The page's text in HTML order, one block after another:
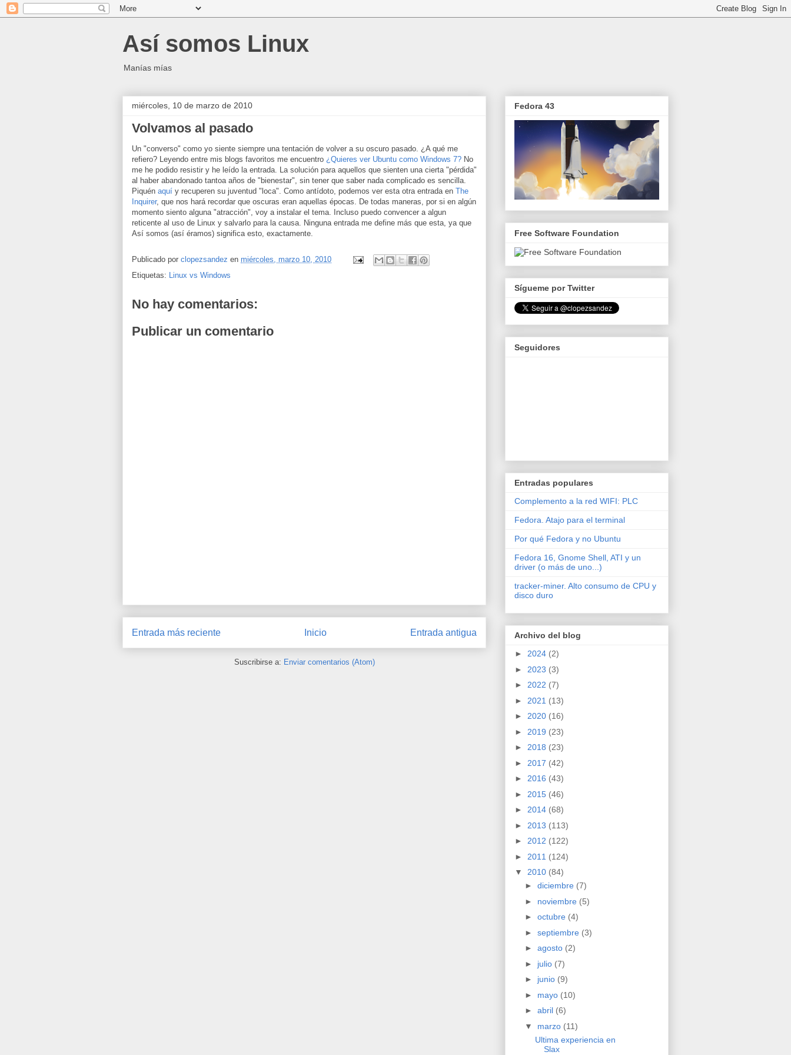
Así somos Linux
Manías mías
miércoles, 10 de marzo de 2010
Volvamos al pasado
Un "converso" como yo siente siempre una tentación de volver a su oscuro pasado. ¿A qué me
refiero? Leyendo entre mis blogs favoritos me encuentro ¿Quieres ver Ubuntu como Windows 7? No
me he podido resistir y he leído la entrada. La solución para aquellos que sienten una cierta "pérdida"
al haber abandonado tantoa años de "bienestar", sin tener que saber nada complicado es sencilla.
Piquén aquí y recuperen su juventud "loca". Como antídoto, podemos ver esta otra entrada en The
Inquirer, que nos hará recordar que oscuras eran aquellas épocas. De todas maneras, por si en algún
momento siento alguna "atracción", voy a instalar el tema. Incluso puedo convencer a algun
reticente al uso de Linux y salvarlo para la causa. Ninguna entrada me define más que esta, ya que
Así somos (así éramos) significa esto, exactamente.
Publicado por clopezsandez en miércoles, marzo 10, 2010
Etiquetas: Linux vs Windows
No hay comentarios:
Publicar un comentario
Entrada más reciente Entrada antigua
Inicio
Suscribirse a: Enviar comentarios (Atom)
Fedora 43
Free Software Foundation
Sígueme por Twitter
Seguidores
Entradas populares
Complemento a la red WIFI: PLC
Fedora. Atajo para el terminal
Por qué Fedora y no Ubuntu
Fedora 16, Gnome Shell, ATI y un
driver (o más de uno...)
tracker-miner. Alto consumo de CPU y
disco duro
Archivo del blog
► 2024 (2)
► 2023 (3)
► 2022 (7)
► 2021 (13)
► 2020 (16)
► 2019 (23)
► 2018 (23)
► 2017 (42)
► 2016 (43)
► 2015 (46)
► 2014 (68)
► 2013 (113)
► 2012 (122)
► 2011 (124)
▼ 2010 (84)
► diciembre (7)
► noviembre (5)
► octubre (4)
► septiembre (3)
► agosto (2)
► julio (7)
► junio (9)
► mayo (10)
► abril (6)
▼ marzo (11)
Ultima experiencia en
Slax